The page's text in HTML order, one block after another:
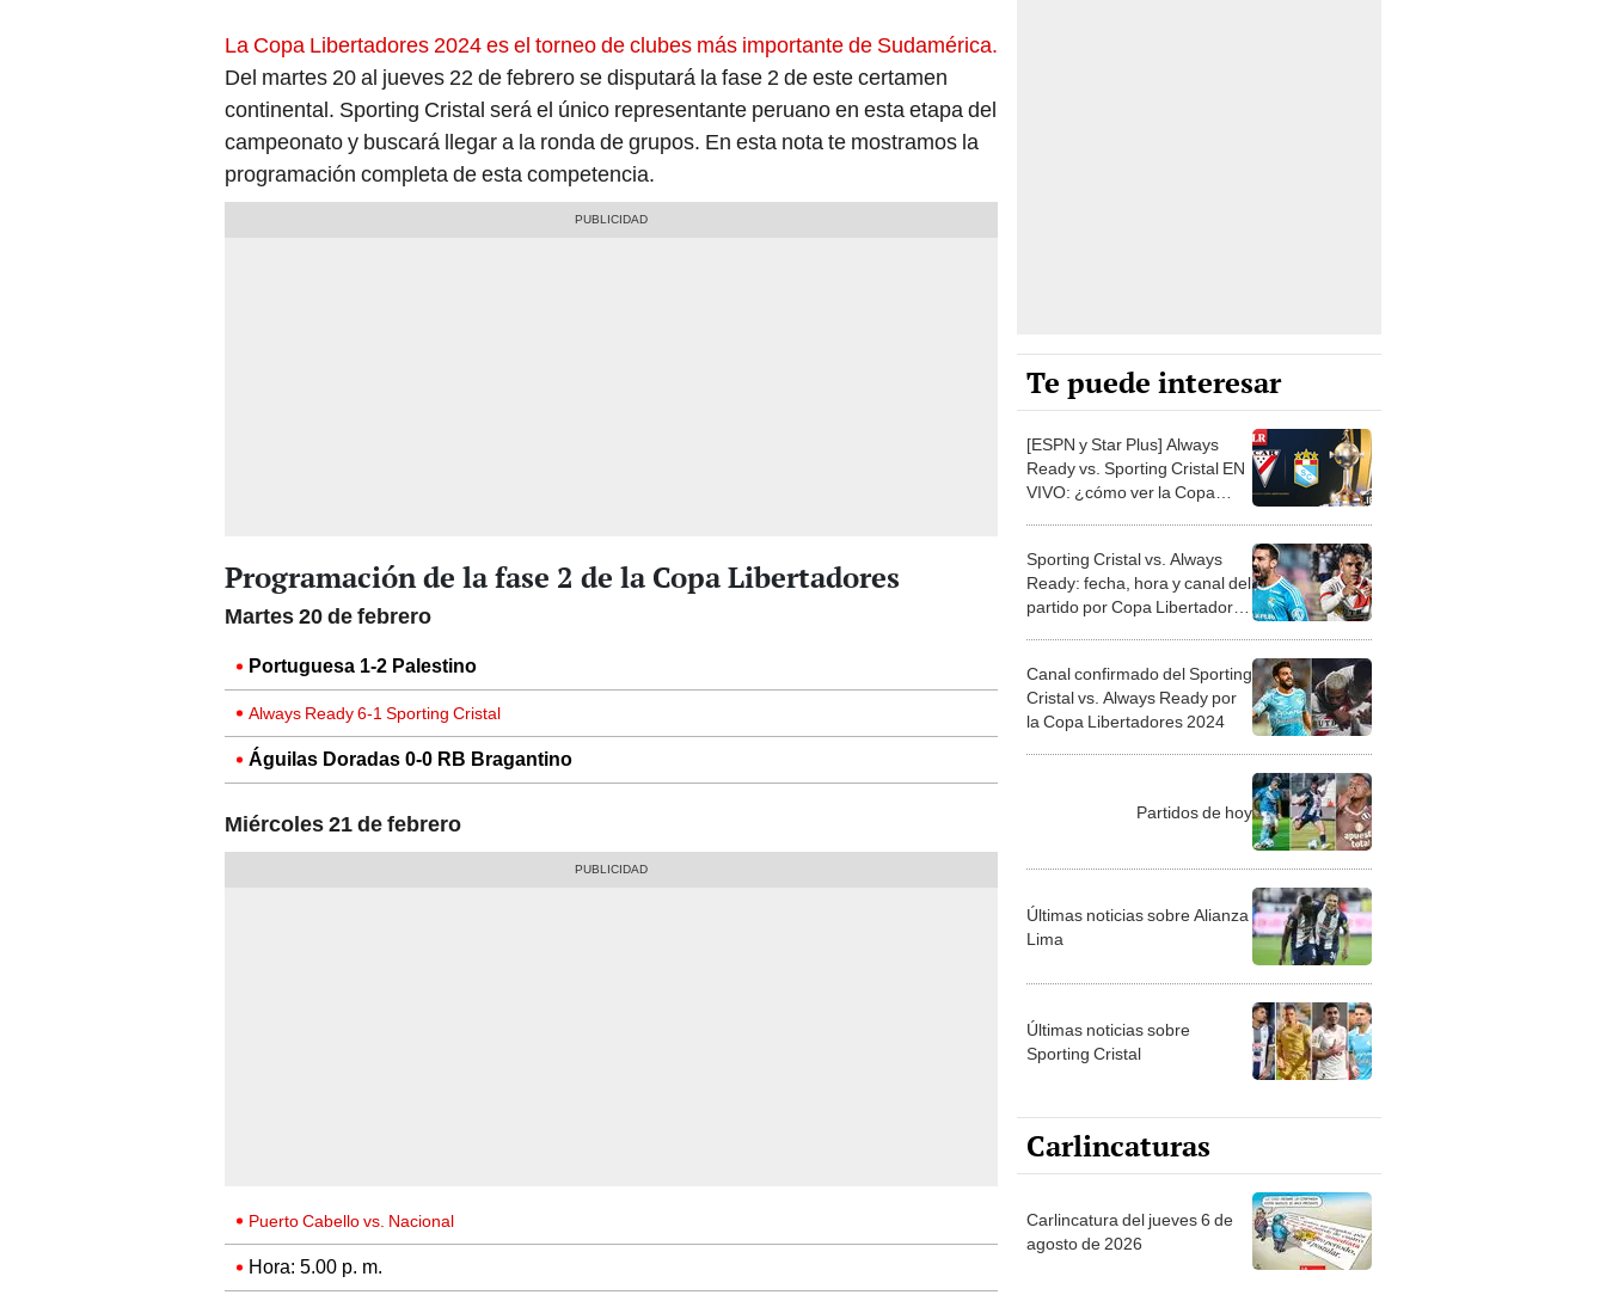
La Copa Libertadores 2024 es el torneo de clubes más importante de Sudamérica.
Del martes 20 al jueves 22 de febrero se disputará la fase 2 de este certamen
continental. Sporting Cristal será el único representante peruano en esta etapa del
campeonato y buscará llegar a la ronda de grupos. En esta nota te mostramos la
programación completa de esta competencia.
Programación de la fase 2 de la Copa Libertadores
Martes 20 de febrero
Portuguesa 1-2 Palestino
Always Ready 6-1 Sporting Cristal
Águilas Doradas 0-0 RB Bragantino
Miércoles 21 de febrero
Puerto Cabello vs. Nacional
Hora: 5.00 p. m.
Te puede interesar
[ESPN y Star Plus] Always
Ready vs. Sporting Cristal EN
VIVO: ¿cómo ver la Copa
Sporting Cristal vs. Always
Ready: fecha, hora y canal del
partido por Copa Libertadores
Canal confirmado del Sporting
Cristal vs. Always Ready por
la Copa Libertadores 2024
Partidos de hoy
Últimas noticias sobre Alianza
Lima
Últimas noticias sobre
Sporting Cristal
Carlincaturas
Carlincatura del jueves 6 de
agosto de 2026